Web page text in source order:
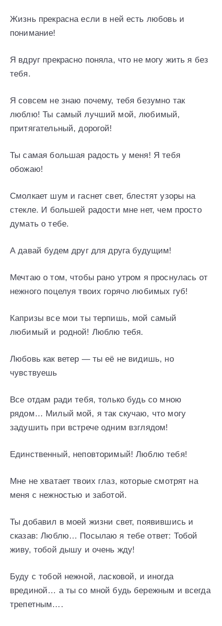
Жизнь прекрасна если в ней есть любовь и
понимание!
Я вдруг прекрасно поняла, что не могу жить я без
тебя.
Я совсем не знаю почему, тебя безумно так
люблю! Ты самый лучший мой, любимый,
притягательный, дорогой!
Ты самая большая радость у меня! Я тебя
обожаю!
Смолкает шум и гаснет свет, блестят узоры на
стекле. И большей радости мне нет, чем просто
думать о тебе.
А давай будем друг для друга будущим!
Мечтаю о том, чтобы рано утром я проснулась от
нежного поцелуя твоих горячо любимых губ!
Капризы все мои ты терпишь, мой самый
любимый и родной! Люблю тебя.
Любовь как ветер — ты её не видишь, но
чувствуешь
Все отдам ради тебя, только будь со мною
рядом… Милый мой, я так скучаю, что могу
задушить при встрече одним взглядом!
Единственный, неповторимый! Люблю тебя!
Мне не хватает твоих глаз, которые смотрят на
меня с нежностью и заботой.
Ты добавил в моей жизни свет, появившись и
сказав: Люблю… Посылаю я тебе ответ: Тобой
живу, тобой дышу и очень жду!
Буду с тобой нежной, ласковой, и иногда
врединой… а ты со мной будь бережным и всегда
трепетным….